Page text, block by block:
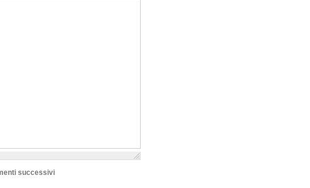
successivi